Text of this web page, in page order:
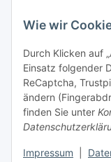
Wie wir
Durch Klicken auf
Einsatz folgender
ReCaptcha,
ändern
finden Sie unter
Impressum
Schauraum &
Buchhaltung:
A-3354 Wolfsbach
shop@krippen-